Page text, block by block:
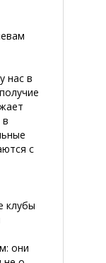
нас в
с
клубы
они